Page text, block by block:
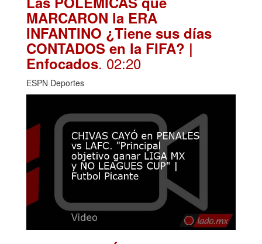
MARCARON la ERA
INFANTINO ¿Tiene sus días
CONTADOS en la FIFA? |
Enfocados. 02:20
ESPN Deportes